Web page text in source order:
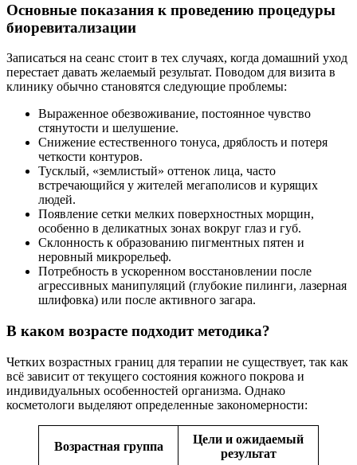
Основные показания к проведению процедуры
биоревитализации
Записаться на сеанс стоит в тех случаях, когда домашний уход
перестает давать желаемый результат. Поводом для визита в
клинику обычно становятся следующие проблемы:
Выраженное обезвоживание, постоянное чувство
стянутости и шелушение.
Снижение естественного тонуса, дряблость и потеря
четкости контуров.
Тусклый, «землистый» оттенок лица, часто
встречающийся у жителей мегаполисов и курящих
людей.
Появление сетки мелких поверхностных морщин,
особенно в деликатных зонах вокруг глаз и губ.
Склонность к образованию пигментных пятен и
неровный микрорельеф.
Потребность в ускоренном восстановлении после
агрессивных манипуляций (глубокие пилинги, лазерная
шлифовка) или после активного загара.
В каком возрасте подходит методика?
Четких возрастных границ для терапии не существует, так как
всё зависит от текущего состояния кожного покрова и
индивидуальных особенностей организма. Однако
косметологи выделяют определенные закономерности:
Возрастная группа
Цели и ожидаемый
результат